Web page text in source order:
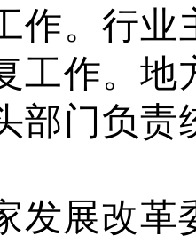
作。行业
工作。地
部门负责
发展改革